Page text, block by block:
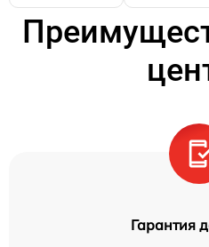
Гарантия